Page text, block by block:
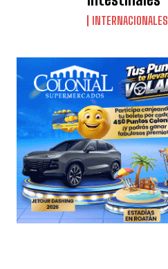
INTERNACIONALES